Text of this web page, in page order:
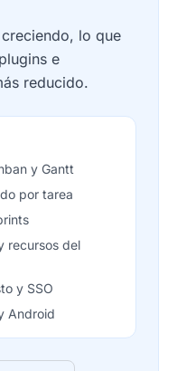
lo que
e
reducido.
y Gantt
por tarea
recursos del
y SSO
Android